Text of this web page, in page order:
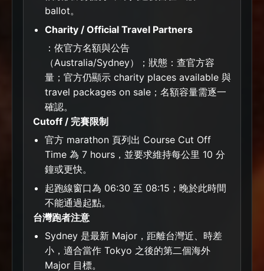
ballot。
Charity / Official Travel Partners
：依官方名額與公告
（Australia/Sydney）；狀態：查官方容
量；官方仍顯示 charity places available 與
travel packages on sale；名額容量需逐一
確認。
Cutoff / 完賽限制
官方 marathon 頁列出 Course Cut Off
Time 為 7 hours，並要求維持每公里 10 分
鐘或更快。
起跑線窗口為 06:30 至 08:15；晚於此時間
不能通過起點。
台灣跑者注意
Sydney 是最新 Major，距離台灣近、時差
小，適合當作 Tokyo 之後的第二個海外
Major 目標。